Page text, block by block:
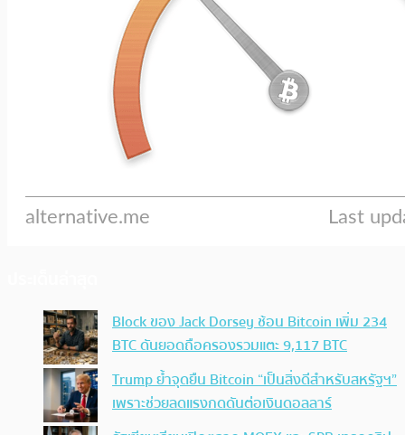
Block ของ Jack Dorsey ช้อน Bitcoin เพิ่ม 234
BTC ดันยอดถือครองรวมแตะ 9,117 BTC
Trump ย้ำจุดยืน Bitcoin “เป็นสิ่งดีสำหรับสหรัฐฯ”
เพราะช่วยลดแรงกดดันต่อเงินดอลลาร์